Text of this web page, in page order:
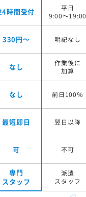
時間受付
平日
9:00～19:00
330円～ 明記なし
なし
作業後に
加算
なし 前日100％
最短即日 翌日以降
可 不可
専門
スタッフ
派遣
スタッフ